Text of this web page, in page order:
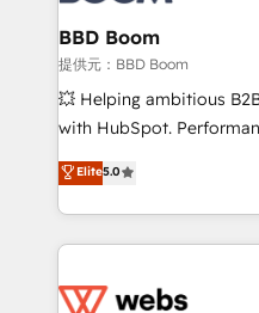
Custom APIs and third-party
End Revenue
pipeline growth
and CRM optimization •
Execution • 750+
implementations • Deep
BBD Boom
提供元：BBD Boom
💥 Helping ambitious
with HubSpot.
BBD Boom is the
to HubSpot Better. We
solve all your HubSpot
adoption, sales process
the first time 🔧
Elite5.0